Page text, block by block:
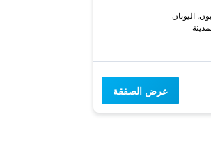
عرض الصفقة